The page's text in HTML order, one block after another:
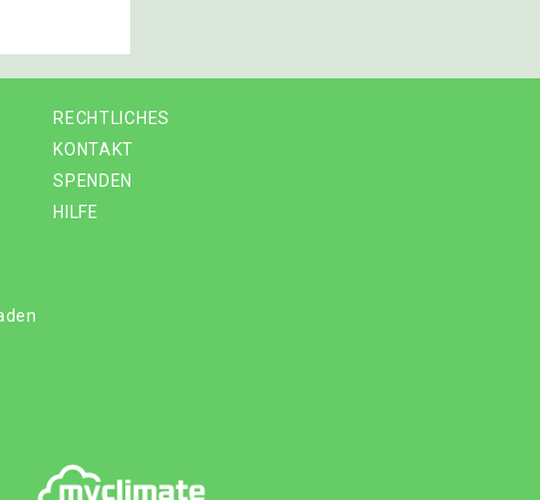
RECHTLICHES
KONTAKT
SPENDEN
HILFE